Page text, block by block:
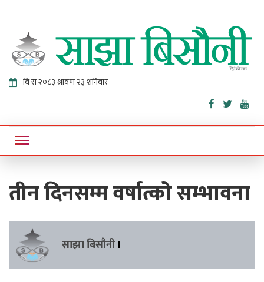
Sajha
Bisaunee
Online News Portal
तीन दिनसम्म वर्षात्को सम्भावना
साझा बिसौनी ।